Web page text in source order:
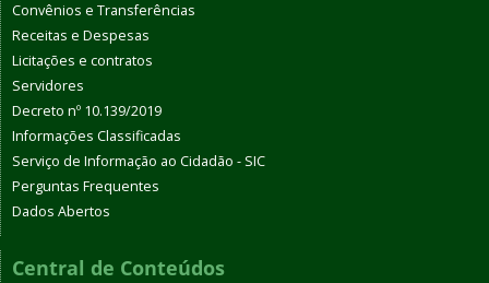
Convênios e Transferências
Receitas e Despesas
Licitações e contratos
Servidores
Decreto nº 10.139/2019
Informações Classificadas
Serviço de Informação ao Cidadão - SIC
Perguntas Frequentes
Dados Abertos
Central de Conteúdos